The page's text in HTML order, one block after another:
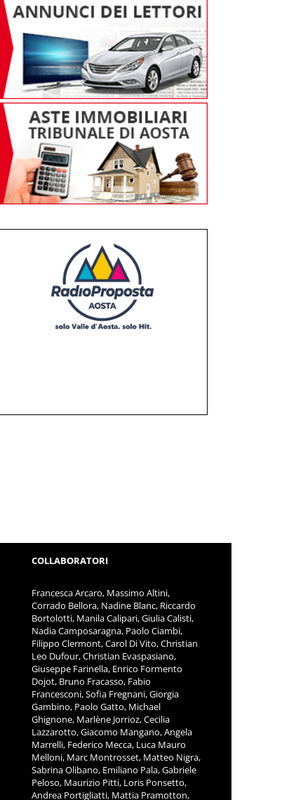
COLLABORATORI
Francesca Arcaro, Massimo Altini,
Corrado Bellora, Nadine Blanc, Riccardo
Bortolotti, Manila Calipari, Giulia Calisti,
Nadia Camposaragna, Paolo Ciambi,
Filippo Clermont, Carol Di Vito, Christian
Leo Dufour, Christian Evaspasiano,
Giuseppe Farinella, Enrico Formento
Dojot, Bruno Fracasso, Fabio
Francesconi, Sofia Fregnani, Giorgia
Gambino, Paolo Gatto, Michael
Ghignone, Marlène Jorrioz, Cecilia
Lazzarotto, Giacomo Mangano, Angela
Marrelli, Federico Mecca, Luca Mauro
Melloni, Marc Montrosset, Matteo Nigra,
Sabrina Olibano, Emiliano Pala, Gabriele
Peloso, Maurizio Pitti, Loris Ponsetto,
Andrea Portigliatti, Mattia Pramotton,